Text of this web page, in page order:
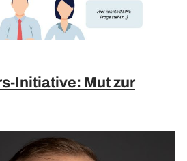
Initiative: Mut zur